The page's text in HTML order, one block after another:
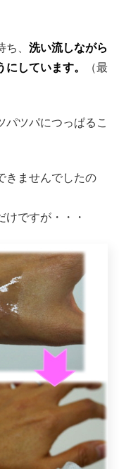
、 洗い流しながら
しています。
（最
パツパにつっぱるこ
きませんでしたの
けですが・・・